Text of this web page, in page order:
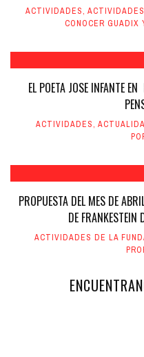
ACTIVIDADES,
CONOCER GUADIX
EL POETA JOSE INFANTE
ACTIVIDADES,
PROPUESTA DEL MES DE
DE FRANKESTEIN
ACTIVIDADES DE LA